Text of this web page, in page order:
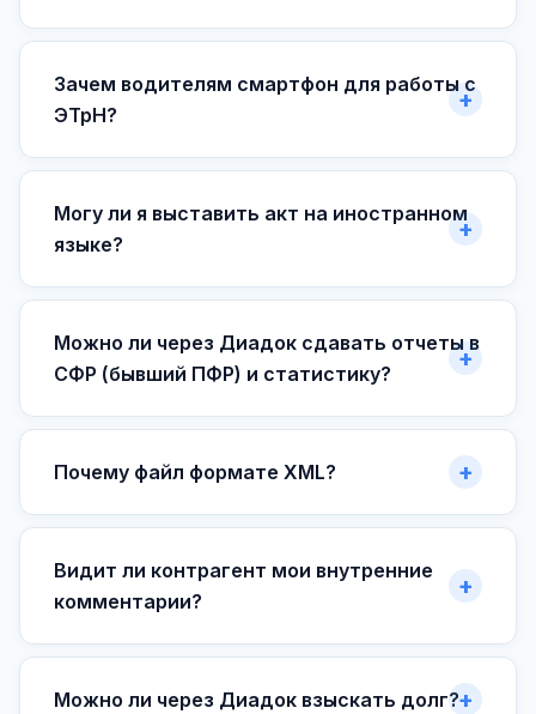
Зачем водителям смартфон для работы с
ЭТрН?
Могу ли я выставить акт на иностранном
языке?
Можно ли через Диадок сдавать отчеты в
СФР (бывший ПФР) и статистику?
Почему файл формате XML?
Видит ли контрагент мои внутренние
комментарии?
Можно ли через Диадок взыскать долг?